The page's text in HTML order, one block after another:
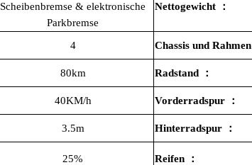
Scheibenbremse & elektronische
Parkbremse
Nettogewicht ：
4 Chassis und Rahmen
80km Radstand ：
40KM/h Vorderradspur ：
3.5m Hinterradspur ：
25% Reifen ：